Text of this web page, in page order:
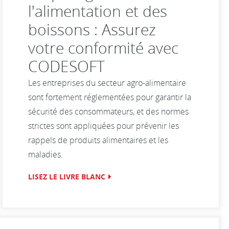
l'alimentation et des
boissons : Assurez
votre conformité avec
CODESOFT
Les entreprises du secteur agro-alimentaire
sont fortement réglementées pour garantir la
sécurité des consommateurs, et des normes
strictes sont appliquées pour prévenir les
rappels de produits alimentaires et les
maladies.
LISEZ LE LIVRE BLANC